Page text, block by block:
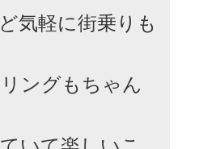
気軽に街乗りも
ングもちゃん